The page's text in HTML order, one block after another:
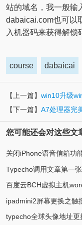
站的域名，我一般输
dabaicai.com也可以
入机器码来获得解锁
course dabaicai
【上一篇】 win10升级
【下一篇】 A7处理器完
您可能还会对这些文
关闭iPhone语音信箱功
Typecho调用文章第一
百度云BCH虚拟主机
ipadmini2屏幕更换之触
typecho全球头像地址